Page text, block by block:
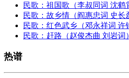
民歌：祖国歌（李叔同词 沈鹤
民歌：故乡情（阎惠忠词 史长
民歌：红色武乡（邓永祥词 许
民歌：赶路（赵俊杰曲 刘岩词）
热谱